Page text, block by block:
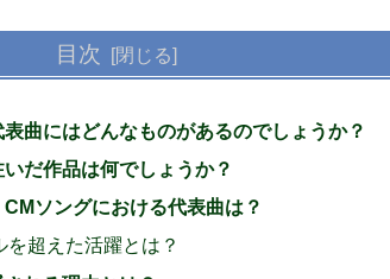
目次
曲にはどんなものがあるのでしょうか？
だ作品は何でしょうか？
ソングにおける代表曲は？
を超えた活躍とは？